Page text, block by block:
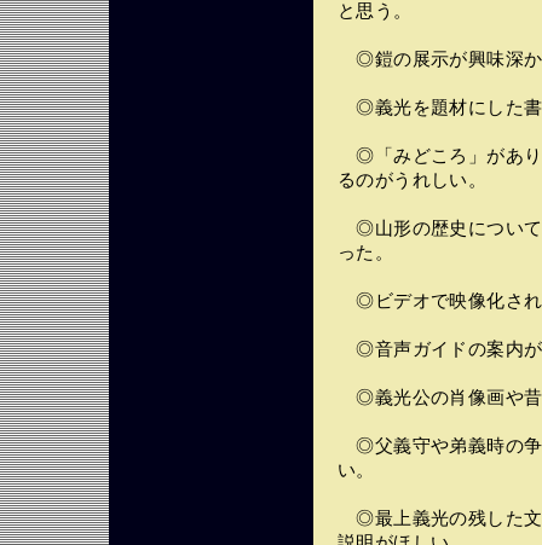
と思う。
◎鎧の展示が興味深
◎義光を題材にした書
◎「みどころ」があり
るのがうれしい。
◎山形の歴史について
った。
◎ビデオで映像化され
◎音声ガイドの案内が
◎義光公の肖像画や昔
◎父義守や弟義時の争
い。
◎最上義光の残した文